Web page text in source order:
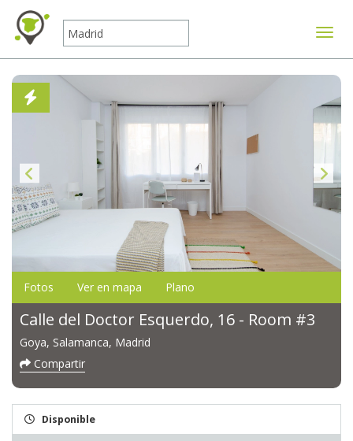
Fotos Ver en mapa Plano
Calle del Doctor Esquerdo, 16 - Room #3
Goya, Salamanca, Madrid
Compartir
Disponible